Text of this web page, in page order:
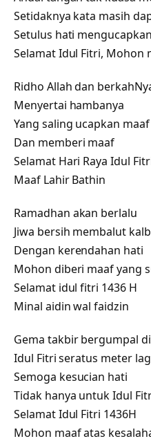
Setidaknya kata masih
Setulus hati mengucapkan
Selamat Idul Fitri, Mohon
Ridho Allah dan
Menyertai hambanya
Yang saling ucapkan maaf
Dan memberi maaf
Selamat Hari Raya Idul
Maaf Lahir Bathin
Ramadhan akan berlalu
Jiwa bersih membalut
Dengan kerendahan hati
Mohon diberi maaf yang
Selamat idul fitri 1436 H
Minal aidin wal faidzin
Gema takbir bergumpal
Idul Fitri seratus meter
Semoga kesucian hati
Tidak hanya untuk Idul
Selamat Idul Fitri 1436H
Mohon maaf atas